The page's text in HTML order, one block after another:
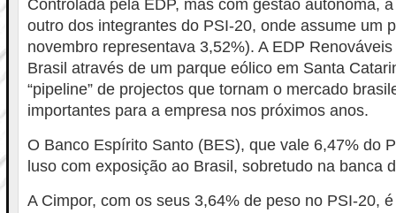
Controlada pela EDP, mas com gestão autónoma,
outro dos integrantes do PSI-20, onde assume um
novembro representava 3,52%). A EDP
Brasil através de um parque eólico em Santa
“pipeline” de projectos que tornam o mercado
importantes para a empresa nos próximos anos.
O Banco Espírito Santo (BES), que vale 6,47% do
luso com exposição ao Brasil, sobretudo na banca
A Cimpor, com os seus 3,64% de peso no PSI-20,